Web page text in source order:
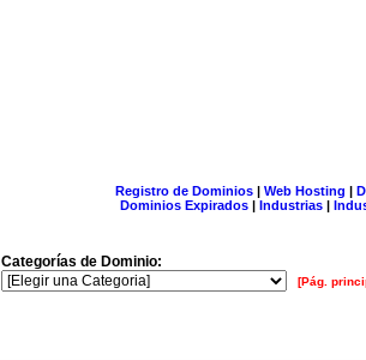
Registro de Dominios| Web Hosting |
Dominios Expirados | Industrias |
Categorías de Dominio:
[Pág.